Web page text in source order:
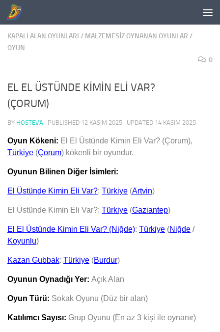
Skip to content
KAPALI ALAN OYUNLARI / MALZEMESIZ OYNANAN OYUNLAR /
OYUN
0
EL EL ÜSTÜNDE KİMİN ELİ VAR?
(ÇORUM)
BY HOSTEVA · PUBLISHED 12 KASIM 2025 · UPDATED 14 KASIM 2025
Oyun Kökeni: El El Üstünde Kimin Eli Var? (Çorum),
Türkiye (Çorum) kökenli bir oyundur.
Oyunun Bilinen Diğer İsimleri:
El Üstünde Kimin Eli Var?: Türkiye (Artvin)
El Üstünde Kimin Eli Var?: Türkiye (Gaziantep)
El El Üstünde Kimin Eli Var? (Niğde): Türkiye (Niğde /
Koyunlu)
Kazan Gubbak: Türkiye (Burdur)
Oyunun Oynadığı Yer: Açık Alan
Oyun Türü: Sokak Oyunu (Düz bir alan)
Katılımcı Sayısı: Grup Oyunu (En az 3 kişi ile oynanır)